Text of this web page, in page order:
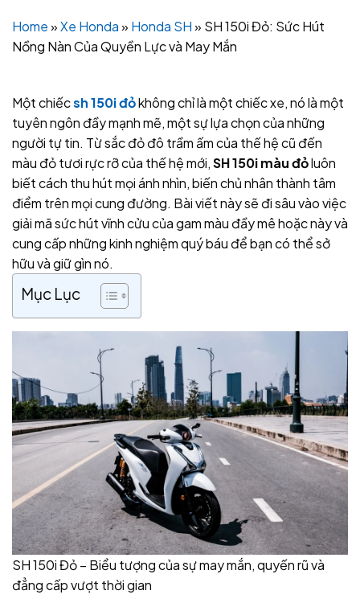
Home»Xe Honda» Honda SH» SH 150i Đỏ: Sức Hút
Nồng Nàn Của Quyền Lực và May Mắn
Một chiếcsh 150i đỏkhông chỉ là một chiếc xe, nó là một
tuyên ngôn đầy mạnh mẽ, một sự lựa chọn của những
người tự tin. Từ sắc đỏ đô trầm ấm của thế hệ cũ đến
màu đỏ tươi rực rỡ của thế hệ mới,SH 150i màu đỏluôn
biết cách thu hút mọi ánh nhìn, biến chủ nhân thành tâm
điểm trên mọi cung đường. Bài viết này sẽ đi sâu vào việc
giải mã sức hút vĩnh cửu của gam màu đầy mê hoặc này và
cung cấp những kinh nghiệm quý báu để bạn có thể sở
hữu và giữ gìn nó.
Mục Lục
SH 150i Đỏ – Biểu tượng của sự may mắn, quyến rũ và
đẳng cấp vượt thời gian